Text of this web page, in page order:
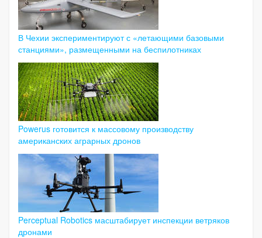
В Чехии экспериментируют с «летающими базовыми
станциями», размещенными на беспилотниках
Powerus готовится к массовому производству
американских аграрных дронов
Perceptual Robotics масштабирует инспекции ветряков
дронами